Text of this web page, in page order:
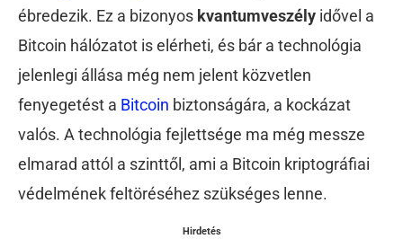
ébredezik. Ez a bizonyos kvantumveszély idővel a
Bitcoin hálózatot is elérheti, és bár a technológia
jelenlegi állása még nem jelent közvetlen
fenyegetést a Bitcoin biztonságára, a kockázat
valós. A technológia fejlettsége ma még messze
elmarad attól a szinttől, ami a Bitcoin kriptográfiai
védelmének feltöréséhez szükséges lenne.
Hirdetés